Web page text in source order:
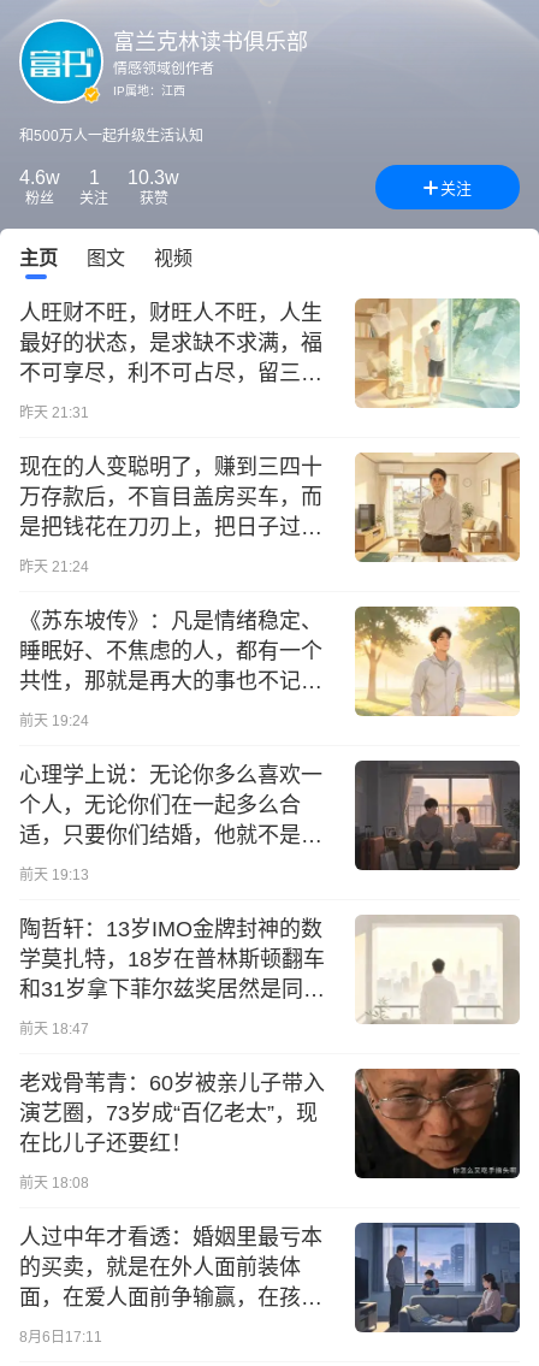
富兰克林读书俱乐部
情感领域创作者
IP属地： 江西
和500万人一起升级生活认知
4.6w
粉丝
1
关注
10.3w
获赞
关注
主页 图文 视频
人旺财不旺，财旺人不旺，人生
最好的状态，是求缺不求满，福
不可享尽，利不可占尽，留三分
给他人
昨天 21:31
现在的人变聪明了，赚到三四十
万存款后，不盲目盖房买车，而
是把钱花在刀刃上，把日子过踏
实
昨天 21:24
《苏东坡传》：凡是情绪稳定、
睡眠好、不焦虑的人，都有一个
共性，那就是再大的事也不记挂
于心，再糟糕的环境也能泰然处
前天 19:24
心理学上说：无论你多么喜欢一
个人，无论你们在一起多么合
适，只要你们结婚，他就不是
他，你也就不是你了
前天 19:13
陶哲轩：13岁IMO金牌封神的数
学莫扎特，18岁在普林斯顿翻车
和31岁拿下菲尔兹奖居然是同一
个科目
前天 18:47
老戏骨苇青：60岁被亲儿子带入
演艺圈，73岁成“百亿老太”，现
在比儿子还要红！
前天 18:08
人过中年才看透：婚姻里最亏本
的买卖，就是在外人面前装体
面，在爱人面前争输赢，在孩子
面前互拆台
8月6日17:11